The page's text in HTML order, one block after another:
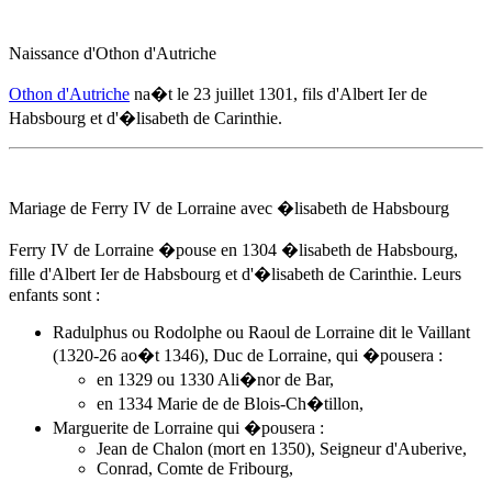
Naissance d'Othon d'Autriche
Othon d'Autriche na�t le 23 juillet 1301 , fils d'Albert Ier de
Habsbourg et d'�lisabeth de Carinthie.
Mariage de Ferry IV de Lorraine avec �lisabeth de Habsbourg
Ferry IV de Lorraine �pouse en 1304 �lisabeth de Habsbourg,
fille d'Albert Ier de Habsbourg et d'�lisabeth de Carinthie. Leurs
enfants sont :
Radulphus ou Rodolphe ou Raoul de Lorraine dit le Vaillant
(1320-26 ao�t 1346), Duc de Lorraine, qui �pousera :
en 1329 ou 1330 Ali�nor de Bar,
en 1334 Marie de de Blois-Ch�tillon,
Marguerite de Lorraine qui �pousera :
Jean de Chalon (mort en 1350), Seigneur d'Auberive,
Conrad, Comte de Fribourg,